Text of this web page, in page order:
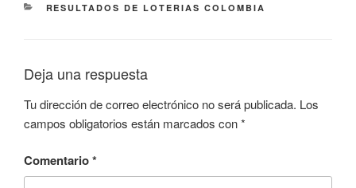
CATEGORÍAS
RESULTADOS DE LOTERIAS COLOMBIA
Deja una respuesta
Tu dirección de correo electrónico no será publicada. Los
campos obligatorios están marcados con*
Comentario*